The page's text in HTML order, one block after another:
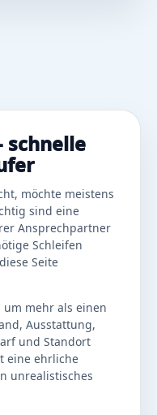
schnelle
möchte meistens
sind eine
Ansprechpartner
Schleifen
Seite
mehr als einen
Ausstattung,
und Standort
eine ehrliche
unrealistisches